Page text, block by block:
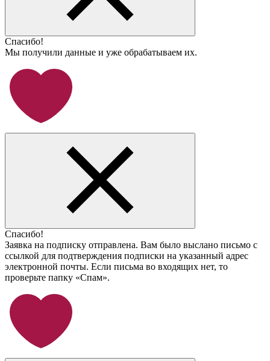
Спасибо!
Мы получили данные и уже обрабатываем их.
Спасибо!
Заявка на подписку отправлена. Вам было выслано письмо с
ссылкой для подтверждения подписки на указанный адрес
электронной почты. Если письма во входящих нет, то
проверьте папку «Спам».